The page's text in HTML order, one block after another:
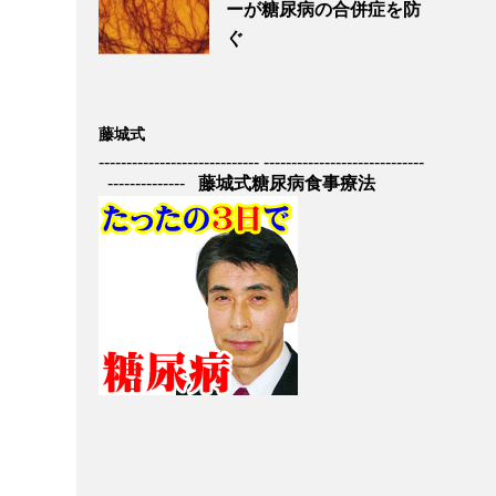
ーが糖尿病の合併症を防
ぐ
藤城式
----------------------------- -----------------------------
-------------- 藤城式糖尿病食事療法